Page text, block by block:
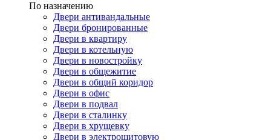
По назначению
Двери антивандальные
Двери бронированные
Двери в квартиру
Двери в котельную
Двери в новостройку
Двери в общежитие
Двери в общий коридор
Двери в офис
Двери в подвал
Двери в сталинку
Двери в хрущевку
Двери в электрощитовую